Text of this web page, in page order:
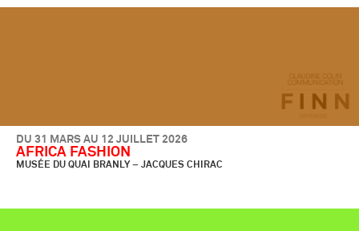
DU 31 MARS AU 12 JUILLET 2026
AFRICA FASHION
MUSÉE DU QUAI BRANLY – JACQUES CHIRAC